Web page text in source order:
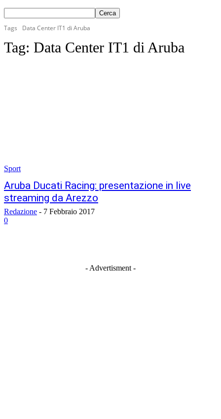
Tags Data Center IT1 di Aruba
Tag: Data Center IT1 di Aruba
Sport
Aruba Ducati Racing: presentazione in live
streaming da Arezzo
Redazione - 7 Febbraio 2017
0
- Advertisment -